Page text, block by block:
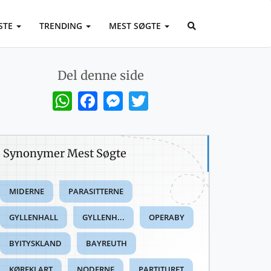
TRENDING MEST SØGTE
Del denne side
WhatsAppFacebookMessenger
Synonymer Mest Søgte
MIDERNE PARASITTERNE
GYLLENHALL GYLLENH... OPERABY
BYITYSKLAND BAYREUTH